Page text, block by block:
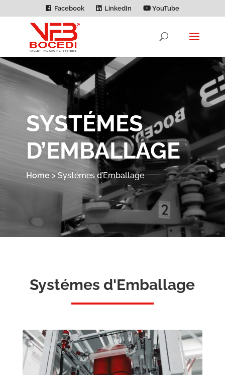
Facebook LinkedIn YouTube
SYSTÉMES
D’EMBALLAGE
Home >Systémes d’Emballage
Systémes d'Emballage